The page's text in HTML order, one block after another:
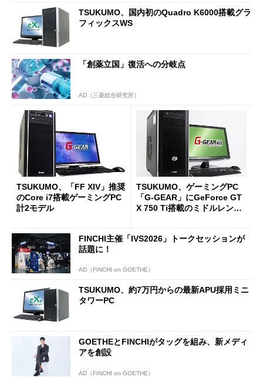
TSUKUMO、国内初のQuadro K6000搭載グラ
フィックスWS
「創薬立国」復活への分岐点
AD（三菱総合研究所）
TSUKUMO、「FF XIV」推奨
のCore i7搭載ゲーミングPC
計2モデル
TSUKUMO、ゲーミングPC
「G-GEAR」にGeForce GT
X 750 Ti搭載のミドルレンジ
FINCHI主催「IVS2026」トークセッションが
話題に！
AD（FINCHI on GOETHE）
TSUKUMO、約7万円からの最新APU採用ミニ
タワーPC
GOETHEとFINCHIがタッグを組み、新メディ
アを創設
AD（FINCHI on GOETHE）